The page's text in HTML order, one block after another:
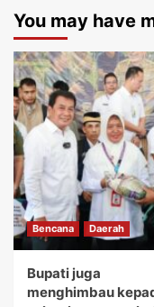
You may have
Bencana Daerah
Bupati juga
menghimbau